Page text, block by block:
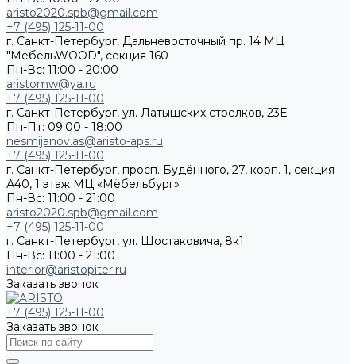
aristo2020.spb@gmail.com
+7 (495) 125-11-00
г. Санкт-Петербург, Дальневосточный пр. 14 МЦ
"МебельWOOD", секция 160
Пн-Вс: 11:00 - 20:00
aristomw@ya.ru
+7 (495) 125-11-00
г. Санкт-Петербург, ул. Латышских стрелков, 23Е
Пн-Пт: 09:00 - 18:00
nesmijanov.as@aristo-aps.ru
+7 (495) 125-11-00
г. Санкт-Петербург, просп. Будённого, 27, корп. 1, секция
А40, 1 этаж МЦ «Мёбельбург»
Пн-Вс: 11:00 - 21:00
aristo2020.spb@gmail.com
+7 (495) 125-11-00
г. Санкт-Петербург, ул. Шостаковича, 8к1
Пн-Вс: 11:00 - 21:00
interior@aristopiter.ru
Заказать звонок
+7 (495) 125-11-00
Заказать звонок